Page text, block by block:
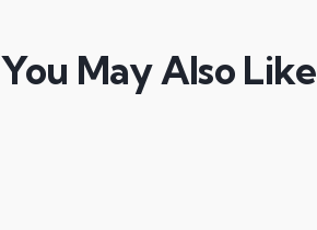
You May Also Like